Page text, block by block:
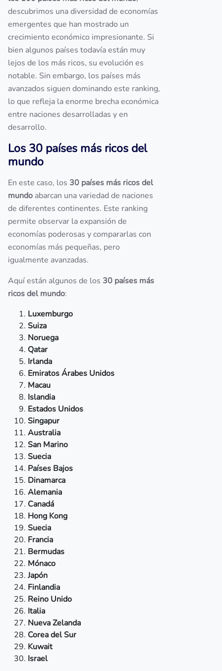
descubrimos una diversidad de economías
emergentes que han mostrado un
crecimiento económico impresionante. Si
bien algunos países todavía están muy
lejos de los más ricos, su evolución es
notable. Sin embargo, los países más
avanzados siguen dominando este ranking,
lo que refleja la enorme brecha económica
entre naciones desarrolladas y en
desarrollo.
Los 30 países más ricos del
mundo
En este caso, los 30 países más ricos del
mundo abarcan una variedad de naciones
de diferentes continentes. Este ranking
permite observar la expansión de
economías poderosas y compararlas con
economías más pequeñas, pero
igualmente avanzadas.
Aquí están algunos de los 30 países más
ricos del mundo:
Luxemburgo
Suiza
Noruega
Qatar
Irlanda
Emiratos Árabes Unidos
Macau
Islandia
Estados Unidos
Singapur
Australia
San Marino
Suecia
Países Bajos
Dinamarca
Alemania
Canadá
Hong Kong
Suecia
Francia
Bermudas
Mónaco
Japón
Finlandia
Reino Unido
Italia
Nueva Zelanda
Corea del Sur
Kuwait
Israel